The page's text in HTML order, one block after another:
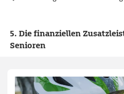
5. Die finanziellen
Senioren